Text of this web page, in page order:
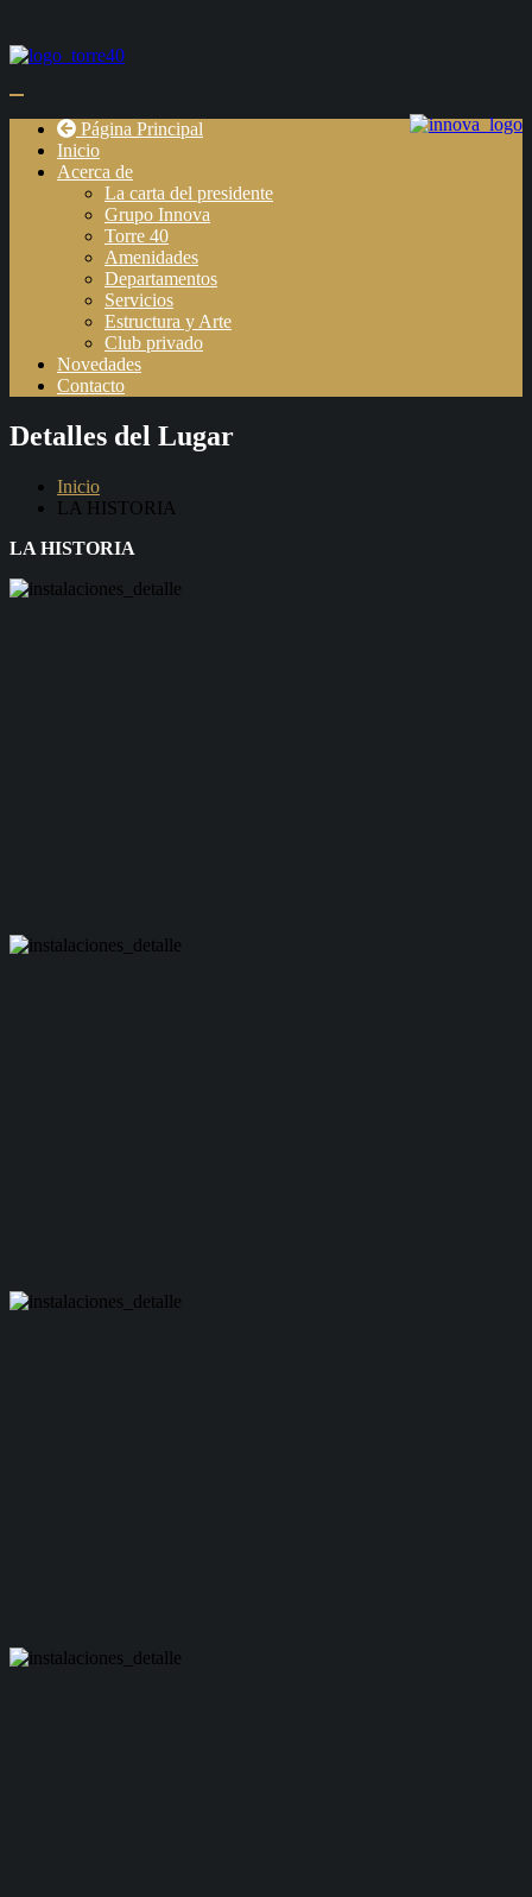
Página Principal
Inicio
Acerca de
La carta del presidente
Grupo Innova
Torre 40
Amenidades
Departamentos
Servicios
Estructura y Arte
Club privado
Novedades
Contacto
Detalles del Lugar
Inicio
LA HISTORIA
LA HISTORIA